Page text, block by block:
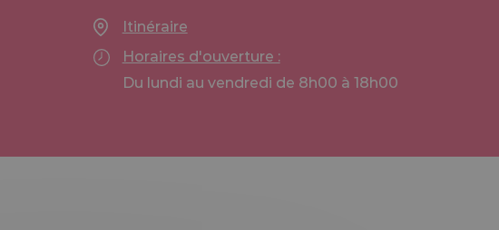
Itinéraire
Horaires d'ouverture :
Du lundi au vendredi de 8h00 à 18h00